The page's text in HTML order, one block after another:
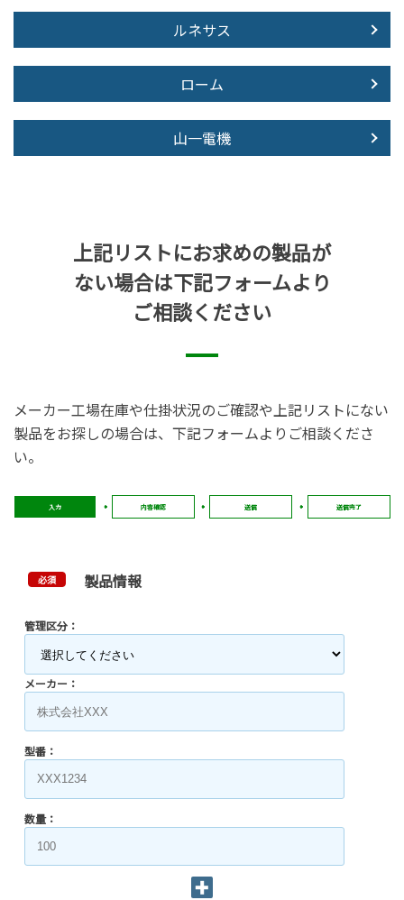
ルネサス
ローム
山一電機
上記リストにお求めの製品が
ない場合は下記フォームより
ご相談ください
メーカー工場在庫や仕掛状況のご確認や上記リストにない
製品をお探しの場合は、下記フォームよりご相談くださ
い。
入力 内容確認 送信 送信完了
必須 製品情報
管理区分：
メーカー：
型番：
数量：